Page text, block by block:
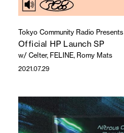
Tokyo Community Radio Presents
Official HP Launch SP
w/ Celter, FELINE, Romy Mats
2021.07.29